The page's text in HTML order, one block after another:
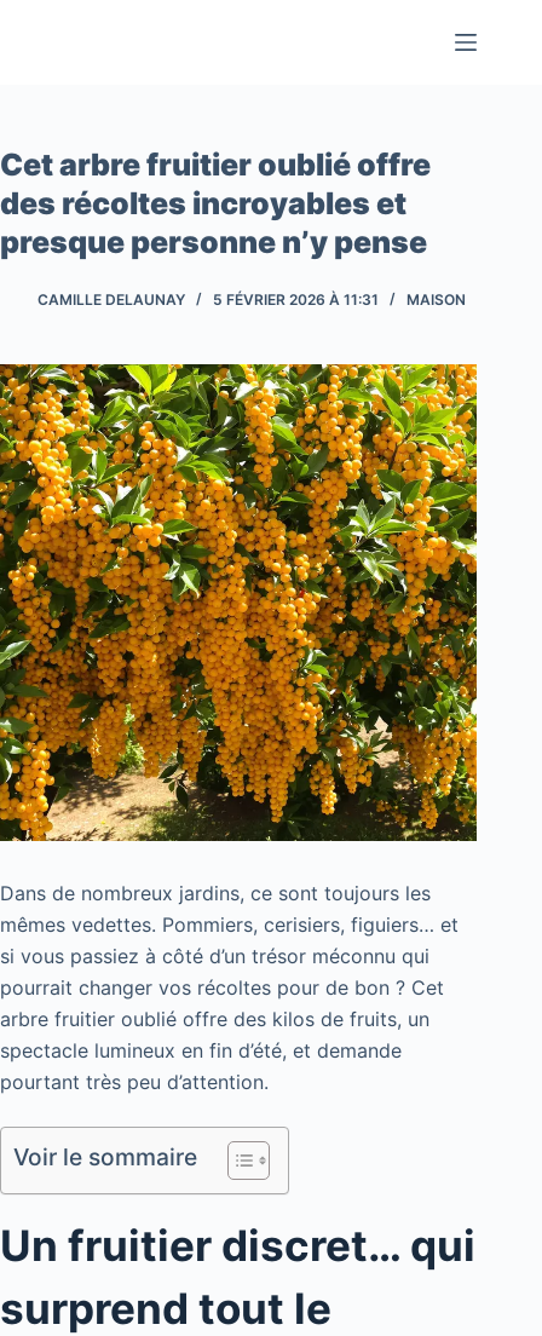
Cet arbre fruitier oublié offre
des récoltes incroyables et
presque personne n’y pense
CAMILLE DELAUNAY 5 FÉVRIER 2026 À 11:31 MAISON
Dans de nombreux jardins, ce sont toujours les
mêmes vedettes. Pommiers, cerisiers, figuiers… et
si vous passiez à côté d’un trésor méconnu qui
pourrait changer vos récoltes pour de bon ? Cet
arbre fruitier oublié offre des kilos de fruits, un
spectacle lumineux en fin d’été, et demande
pourtant très peu d’attention.
Voir le sommaire
Un fruitier discret… qui
surprend tout le